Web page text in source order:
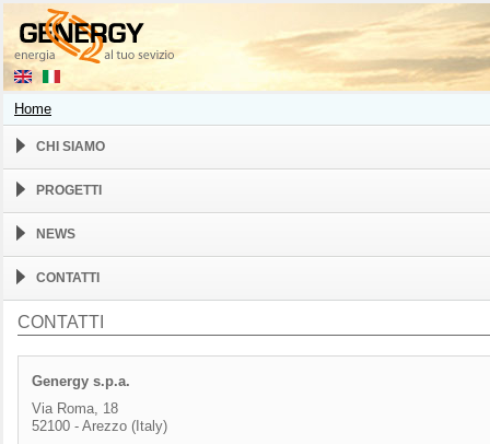
Home
CHI SIAMO
PROGETTI
NEWS
CONTATTI
CONTATTI
Genergy s.p.a.
Via Roma, 18
52100 - Arezzo (Italy)